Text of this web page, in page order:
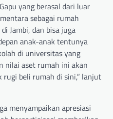
yang berasal dari luar
sebagai rumah
Jambi, dan bisa juga
anak-anak tentunya
di universitas yang
nilai aset rumah ini akan
beli rumah di sini,” lanjut
menyampaikan apresiasi